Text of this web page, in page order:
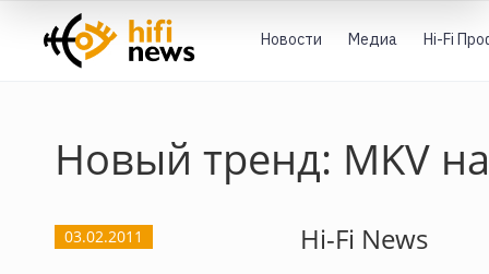
Новости Медиа Hi-Fi
Новый тренд: MKV
03.02.2011 Hi-Fi News